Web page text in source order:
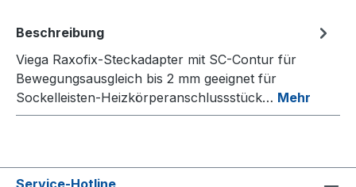
Beschreibung
Viega Raxofix-Steckadapter mit SC-Contur für
Bewegungsausgleich bis 2 mm geeignet für
Sockelleisten-Heizkörperanschlussstück… Mehr
Service-Hotline